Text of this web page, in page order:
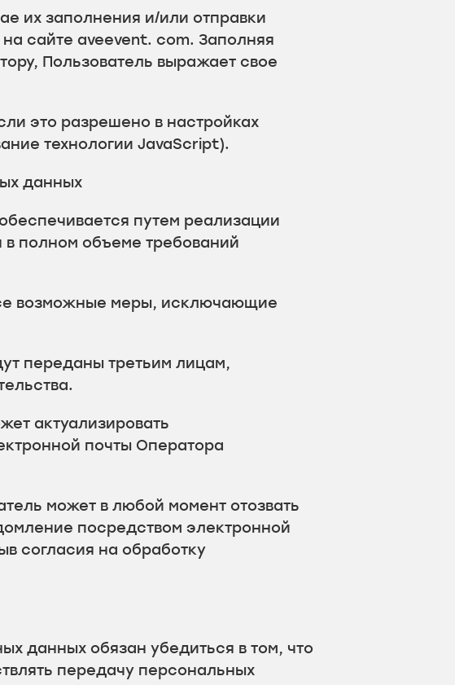
их заполнения и/или отправки
сайте aveevent. com. Заполняя
Пользователь выражает свое
это разрешено в настройках
технологии JavaScript).
данных
путем реализации
полном объеме требований
возможные меры, исключающие
переданы третьим лицам,
актуализировать
почты Оператора
может в любой момент отозвать
посредством электронной
согласия на обработку
данных обязан убедиться в том, что
передачу персональных